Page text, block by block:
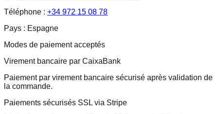
Téléphone : +34 972 15 08 78
Pays : Espagne
Modes de paiement acceptés
Virement bancaire par CaixaBank
Paiement par virement bancaire sécurisé après validation de
la commande.
Paiements sécurisés SSL via Stripe